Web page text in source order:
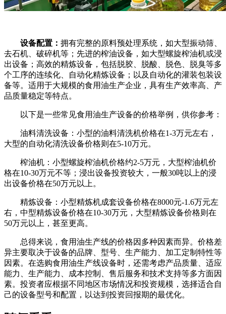
设备配置： 拥有完整的原料预处理系统，如大型振动筛、
去石机、破碎机等；先进的榨油设备，如大型螺旋榨油机或浸
出设备；高效的精炼设备，包括脱胶、脱酸、脱色、脱臭等多
个工序的连续化、自动化精炼设备；以及自动化的灌装包装设
备等。适用于大规模的食用油生产企业，具有生产效率高、产
品质量稳定等特点。
以下是一些常见食用油生产设备的价格举例，供你参考：
油料清洗设备：小型的油料清洗机价格在1-3万元左右，
大型的自动化清洗设备价格则在5-10万元。
榨油机：小型螺旋榨油机价格约2-5万元，大型榨油机价
格在10-30万元不等；浸出设备投资较大，一般30吨以上的浸
出设备价格在50万元以上。
精炼设备：小型精炼机成套设备价格在8000元-1.6万元左
右，中型精炼设备价格在10-30万元，大型精炼设备价格则在
50万元以上，甚至更高。
总得来说，食用油生产线的价格因多种因素而异。价格差
异主要取决于设备的品牌、型号、生产能力、加工定制特性等
因素。在选购食用油生产线设备时，还需考虑产品质量、适应
能力、生产能力、成本控制、售后服务和技术支持等多方面因
素。投资者应根据不同地区市场情况和投资规模，选择适合自
己的设备型号和配置，以达到投资回报期的最优化。